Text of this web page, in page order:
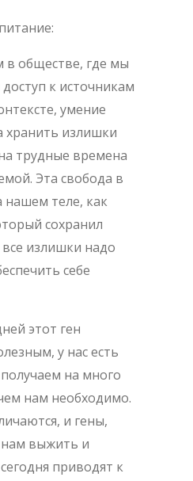
обществе, где мы
к источникам
умение
хранить излишки
трудные времена
Эта свобода в
нашем теле, как
сохранил
излишки надо
себе
этот ген
у нас есть
на много
нам необходимо.
и гены,
выжить и
приводят к